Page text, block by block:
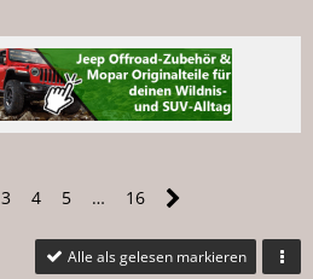
3 4 5 … 16
Alle als gelesen markieren